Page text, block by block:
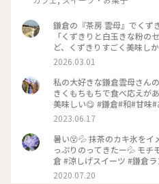
鎌倉の『茶房 雲母』でくず
「くずきりと白玉きな粉の
ど、くずきりすごく美味し
ます。 1時間待ちを想定し
た。 梅の見える特等席。
30分弱かかったので、だい
んでも食べたいクオリティ。 #神奈川#鎌倉#茶房雲母#白玉
もちずき#Ayuのおやつ#は
2026.03.01
私の大好きな鎌倉雲母さん
きくもちもちで食べ応えが
美味しい😋 #鎌倉#和#甘味
雲母
2023.06.17
暑い😵💦 抹茶のカキ氷をイ
っぷりのってきたー💦 モ
倉 #涼しげスイーツ #鎌倉
2020.07.20